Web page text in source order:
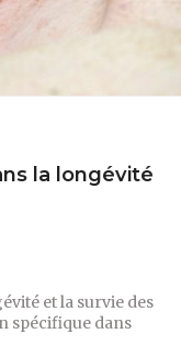
la longévité
et la survie des
spécifique dans